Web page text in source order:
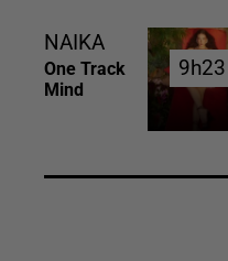
NAIKA
One Track
Mind
9h23
9h23